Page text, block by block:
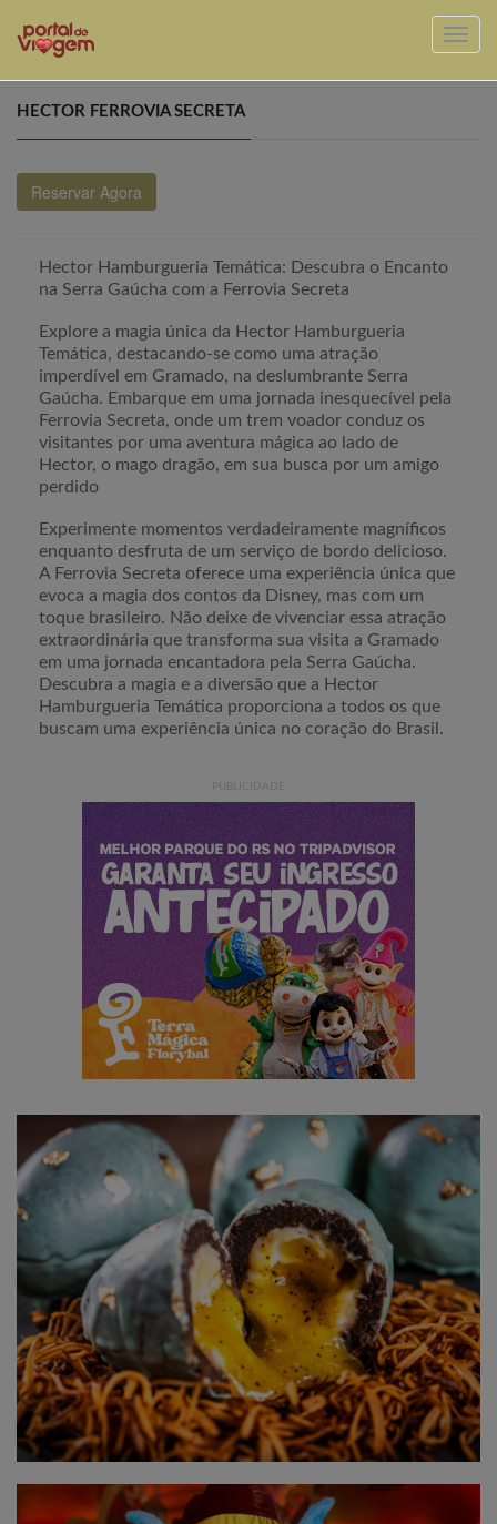
HECTOR FERROVIA SECRETA
Reservar Agora
Hector Hamburgueria Temática: Descubra o Encanto
na Serra Gaúcha com a Ferrovia Secreta
Explore a magia única da Hector Hamburgueria
Temática, destacando-se como uma atração
imperdível em Gramado, na deslumbrante Serra
Gaúcha. Embarque em uma jornada inesquecível pela
Ferrovia Secreta, onde um trem voador conduz os
visitantes por uma aventura mágica ao lado de
Hector, o mago dragão, em sua busca por um amigo
perdido
Experimente momentos verdadeiramente magníficos
enquanto desfruta de um serviço de bordo delicioso.
A Ferrovia Secreta oferece uma experiência única que
evoca a magia dos contos da Disney, mas com um
toque brasileiro. Não deixe de vivenciar essa atração
extraordinária que transforma sua visita a Gramado
em uma jornada encantadora pela Serra Gaúcha.
Descubra a magia e a diversão que a Hector
Hamburgueria Temática proporciona a todos os que
buscam uma experiência única no coração do Brasil.
PUBLICIDADE